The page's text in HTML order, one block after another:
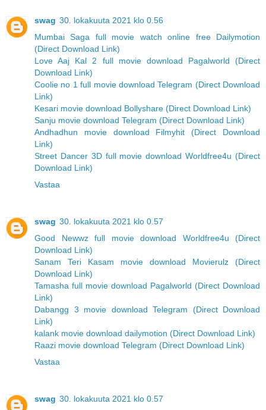
swag 30. lokakuuta 2021 klo 0.56
Mumbai Saga full movie watch online free Dailymotion
(Direct Download Link)
Love Aaj Kal 2 full movie download Pagalworld (Direct
Download Link)
Coolie no 1 full movie download Telegram (Direct Download
Link)
Kesari movie download Bollyshare (Direct Download Link)
Sanju movie download Telegram (Direct Download Link)
Andhadhun movie download Filmyhit (Direct Download
Link)
Street Dancer 3D full movie download Worldfree4u (Direct
Download Link)
Vastaa
swag 30. lokakuuta 2021 klo 0.57
Good Newwz full movie download Worldfree4u (Direct
Download Link)
Sanam Teri Kasam movie download Movierulz (Direct
Download Link)
Tamasha full movie download Pagalworld (Direct Download
Link)
Dabangg 3 movie download Telegram (Direct Download
Link)
kalank movie download dailymotion (Direct Download Link)
Raazi movie download Telegram (Direct Download Link)
Vastaa
swag 30. lokakuuta 2021 klo 0.57